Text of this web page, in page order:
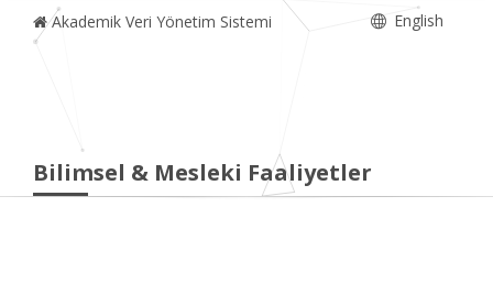
Akademik Veri Yönetim Sistemi English
Bilimsel & Mesleki Faaliyetler